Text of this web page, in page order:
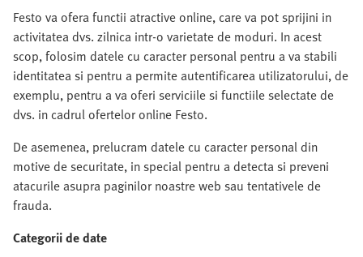
Festo va ofera functii atractive online, care va pot sprijini in
activitatea dvs. zilnica intr-o varietate de moduri. In acest
scop, folosim datele cu caracter personal pentru a va stabili
identitatea si pentru a permite autentificarea utilizatorului, de
exemplu, pentru a va oferi serviciile si functiile selectate de
dvs. in cadrul ofertelor online Festo.
De asemenea, prelucram datele cu caracter personal din
motive de securitate, in special pentru a detecta si preveni
atacurile asupra paginilor noastre web sau tentativele de
frauda.
Categorii de date